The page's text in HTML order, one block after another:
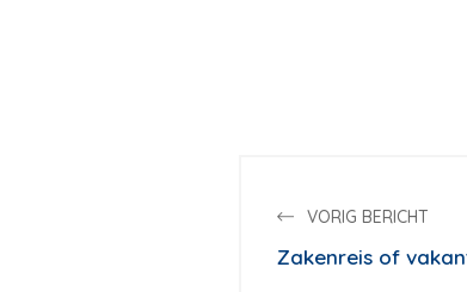
VORIG BERICHT
Zakenreis of